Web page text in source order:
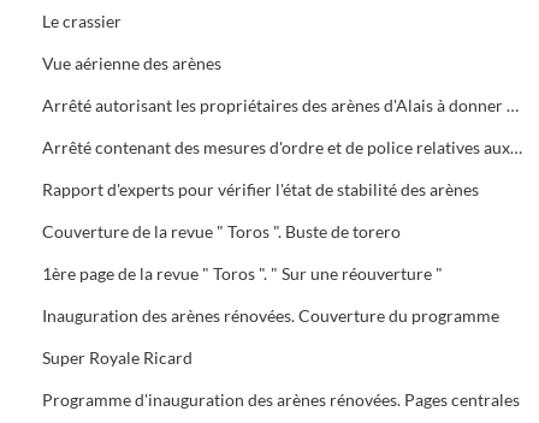
Le crassier
Vue aérienne des arènes
Arrêté autorisant les propriétaires des arènes d'Alais à donner pendant l'été 1891 des représentations ou courses de taureaux
Arrêté contenant des mesures d'ordre et de police relatives aux spectacles des arènes
Rapport d'experts pour vérifier l'état de stabilité des arènes
Couverture de la revue " Toros ". Buste de torero
1ère page de la revue " Toros ". " Sur une réouverture "
Inauguration des arènes rénovées. Couverture du programme
Super Royale Ricard
Programme d'inauguration des arènes rénovées. Pages centrales